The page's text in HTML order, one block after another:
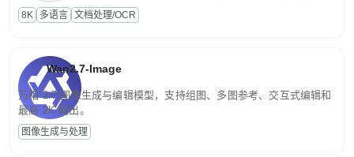
为便于存储、检索和二次处理的结构化结果。
8K 多语言 文档处理/OCR
Wan2.7-Image
万相 2.7 图像生成与编辑模型，支持组图、多图参考、交互式编辑和
最高 2K 输出。
图像生成与处理